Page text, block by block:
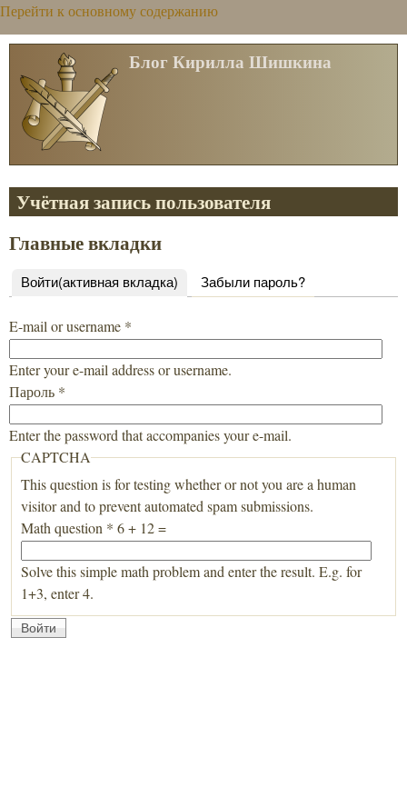
Перейти к основному содержанию
Блог Кирилла Шишкина
Учётная запись пользователя
Главные вкладки
Войти(активная вкладка) Забыли пароль?
E-mail or username *
Enter your e-mail address or username.
Пароль *
Enter the password that accompanies your e-mail.
CAPTCHA
This question is for testing whether or not you are a human
visitor and to prevent automated spam submissions.
Math question * 6 + 12 =
Solve this simple math problem and enter the result. E.g. for
1+3, enter 4.